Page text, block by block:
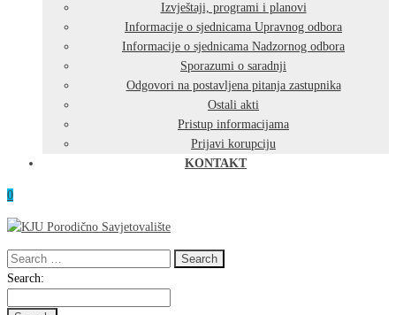
Izvještaji, programi i planovi
Informacije o sjednicama Upravnog odbora
Informacije o sjednicama Nadzornog odbora
Sporazumi o saradnji
Odgovori na postavljena pitanja zastupnika
Ostali akti
Pristup informacijama
Prijavi korupciju
KONTAKT
0
Search
for:
Search
Search: